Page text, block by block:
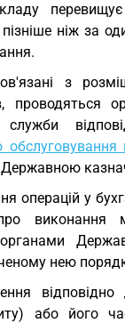
пізніше ніж за
з
проводяться
служби
Державною
операцій у
виконання
нею
або його